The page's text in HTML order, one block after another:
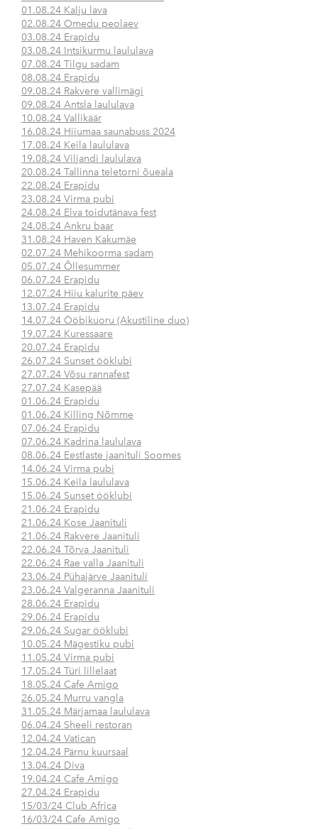
01.08.24 Kalju lava
02.08.24 Omedu peolaev
03.08.24 Erapidu
03.08.24 Intsikurmu laululava
07.08.24 Tilgu sadam
08.08.24 Erapidu
09.08.24 Rakvere vallimägi
09.08.24 Antsla laululava
10.08.24 Vallikäär
16.08.24 Hiiumaa saunabuss 2024
17.08.24 Keila laululava
19.08.24 Viljandi laululava
20.08.24 Tallinna teletorni õueala
22.08.24 Erapidu
23.08.24 Virma pubi
24.08.24 Elva toidutänava fest
24.08.24 Ankru baar
31.08.24 Haven Kakumäe
02.07.24 Mehikoorma sadam
05.07.24 Õllesummer
06.07.24 Erapidu
12.07.24 Hiiu kalurite päev
13.07.24 Erapidu
14.07.24 Ööbikuoru (Akustiline duo)
19.07.24 Kuressaare
20.07.24 Erapidu
26.07.24 Sunset ööklubi
27.07.24 Võsu rannafest
27.07.24 Kasepää
01.06.24 Erapidu
01.06.24 Killing Nõmme
07.06.24 Erapidu
07.06.24 Kadrina laululava
08.06.24 Eestlaste jaanituli Soomes
14.06.24 Virma pubi
15.06.24 Keila laululava
15.06.24 Sunset ööklubi
21.06.24 Erapidu
21.06.24 Kose Jaanituli
21.06.24 Rakvere Jaanituli
22.06.24 Tõrva Jaanituli
22.06.24 Rae valla Jaanituli
23.06.24 Pühajärve Jaanituli
23.06.24 Valgeranna Jaanituli
28.06.24 Erapidu
29.06.24 Erapidu
29.06.24 Sugar ööklubi
10.05.24 Mägestiku pubi
11.05.24 Virma pubi
17.05.24 Türi lillelaat
18.05.24 Cafe Amigo
26.05.24 Murru vangla
31.05.24 Märjamaa laululava
06.04.24 Sheeli restoran
12.04.24 Vatican
12.04.24 Pärnu kuursaal
13.04.24 Diva
19.04.24 Cafe Amigo
27.04.24 Erapidu
15/03/24 Club Africa
16/03/24 Cafe Amigo